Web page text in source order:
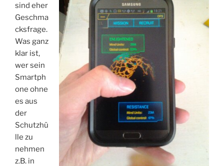
sind eher
Geschma
cksfrage.
Was ganz
klar ist,
wer sein
Smartph
one ohne
es aus
der
Schutzhü
lle zu
nehmen
z.B. in